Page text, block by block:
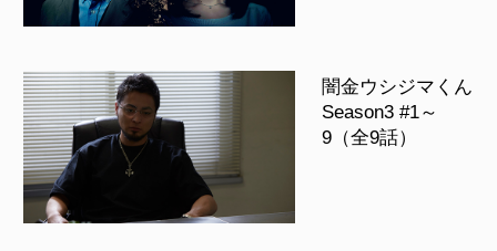
闇金ウシジマくん
Season3 #1～
9（全9話）